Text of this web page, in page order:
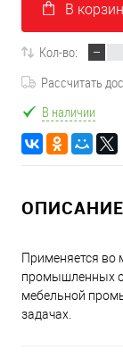
В
Кол-во:
Рассчитать
В наличии
Применяется во
промышленных
мебельной
задачах.